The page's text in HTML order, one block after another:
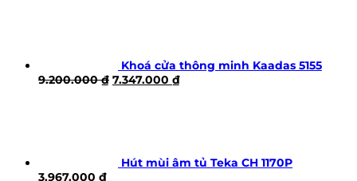
Khoá cửa thông minh Kaadas 5155
9.200.000₫ Giá
7.347.000 ₫Giá
Hút mùi âm tủ Teka CH 1170P
3.967.000 ₫